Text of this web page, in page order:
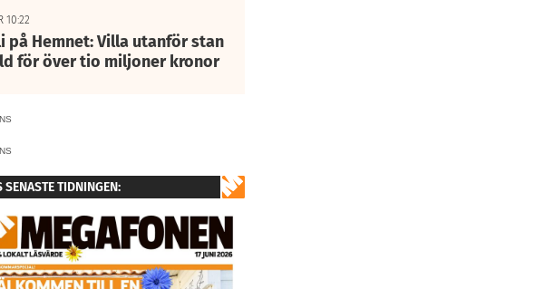
10:22
på Hemnet: Villa utanför stan
för över tio miljoner kronor
SENASTE TIDNINGEN: